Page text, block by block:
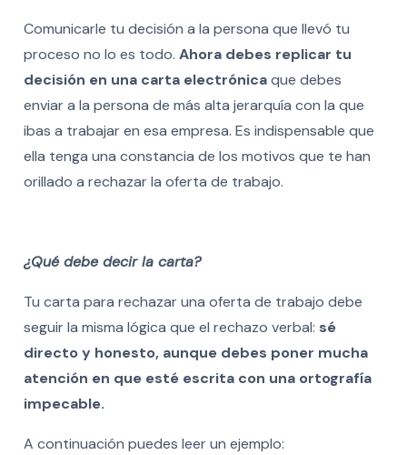
Comunicarle tu decisión a la persona que llevó tu
proceso no lo es todo. Ahora debes replicar tu
decisión en una carta electrónicaque debes
enviar a la persona de más alta jerarquía con la que
ibas a trabajar en esa empresa. Es indispensable que
ella tenga una constancia de los motivos que te han
orillado a rechazar la oferta de trabajo.
¿Qué debe decir la carta?
Tu carta para rechazar una oferta de trabajo debe
seguir la misma lógica que el rechazo verbal: sé
directo y honesto, aunque debes poner mucha
atención en que esté escrita con una ortografía
impecable.
A continuación puedes leer un ejemplo: